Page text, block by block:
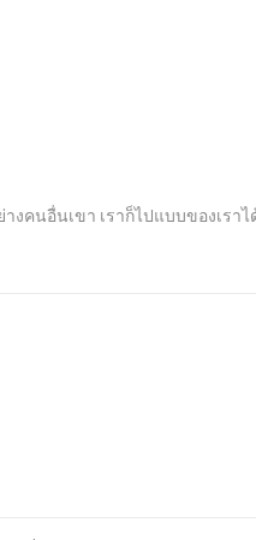
คนอื่นเขา เราก็ไปแบบของเราไ